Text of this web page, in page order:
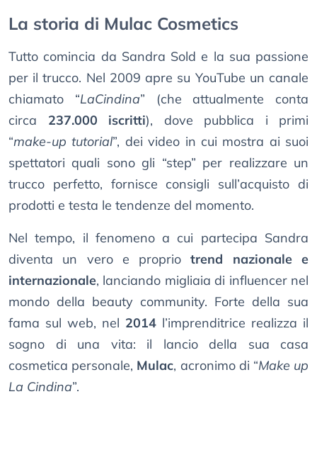
La storia di Mulac Cosmetics
Tutto comincia da Sandra Sold e la sua passione
per il trucco. Nel 2009 apre su YouTube un canale
chiamato “LaCindina” (che attualmente conta
circa 237.000 iscritti), dove pubblica i primi
“make-up tutorial”, dei video in cui mostra ai suoi
spettatori quali sono gli “step” per realizzare un
trucco perfetto, fornisce consigli sull’acquisto di
prodotti e testa le tendenze del momento.
Nel tempo, il fenomeno a cui partecipa Sandra
diventa un vero e propriotrend nazionale e
internazionale, lanciando migliaia di influencer nel
mondo della beauty community. Forte della sua
fama sul web, nel 2014 l’imprenditrice realizza il
sogno di una vita: il lancio della sua casa
cosmetica personale, Mulac, acronimo di “Make up
La Cindina”.